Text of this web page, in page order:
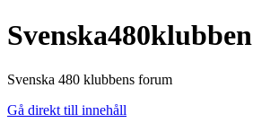
Svenska480klubben
Svenska 480 klubbens forum
Gå direkt till innehåll